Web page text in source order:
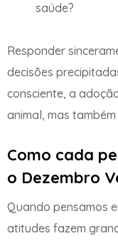
saúde?
Responder
decisões
consciente, a
animal, mas
Como cada
o Dezembro
Quando pensamos
atitudes fazem